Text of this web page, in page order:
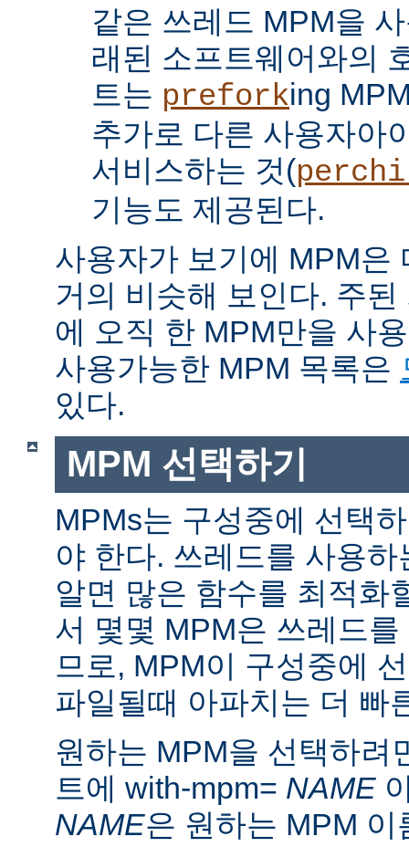
같은 쓰레드 MPM을
래된 소프트웨어와의
트는 preforking
추가로 다른 사용자아
서비스하는 것(
기능도 제공된다.
사용자가 보기에 MPM은
거의 비슷해 보인다. 주
에 오직 한 MPM만을 사
사용가능한 MPM 목록은
있다.
MPM 선택하기
MPMs는 구성중에 선택
야 한다. 쓰레드를 사용
알면 많은 함수를 최적화
서 몇몇 MPM은 쓰레드
므로, MPM이 구성중에
파일될때 아파치는 더 빠
원하는 MPM을 선택하려
트에 with-mpm= NAME
NAME은 원하는 MPM 이